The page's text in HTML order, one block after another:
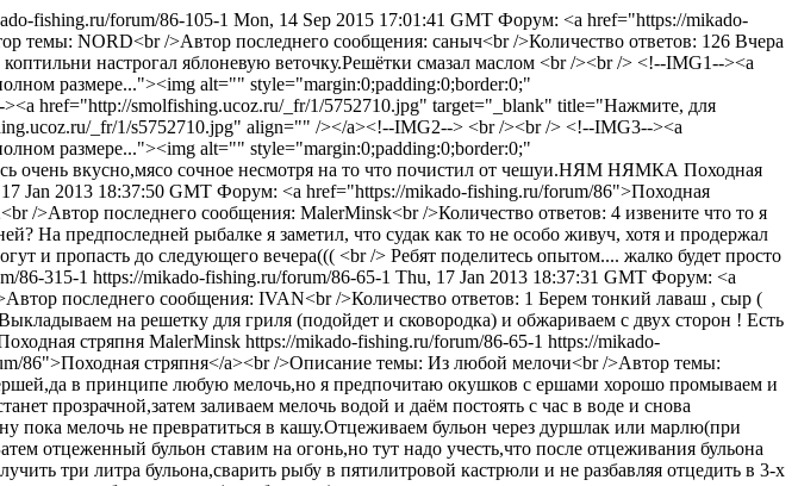
fishing.ru/forum/86-105-1 Mon, 14 Sep 2015 17:01:41 GMT Форум: <a href="https://mikado-
темы: NORD<br />Автор последнего сообщения: саныч<br />Количество ответов: 126 Вчера
настрогал яблоневую веточку.Решётки смазал маслом <br /><br /> <!--IMG1--><a
размере..."><img alt="" style="margin:0;padding:0;border:0;"
href="http://smolfishing.ucoz.ru/_fr/1/5752710.jpg" target="_blank" title="Нажмите, для
_fr/1/s5752710.jpg" align="" /></a><!--IMG2--> <br /><br /> <!--IMG3--><a
размере..."><img alt="" style="margin:0;padding:0;border:0;"
очень вкусно,мясо сочное несмотря на то что почистил от чешуи.НЯМ НЯМКА Походная
Jan 2013 18:37:50 GMT Форум: <a href="https://mikado-fishing.ru/forum/86">Походная
/>Автор последнего сообщения: MalerMinsk<br />Количество ответов: 4 извените что то я
На предпоследней рыбалке я заметил, что судак как то не особо живуч, хотя и продержал
и пропасть до следующего вечера((( <br /> Ребят поделитесь опытом.... жалко будет просто
86-315-1 https://mikado-fishing.ru/forum/86-65-1 Thu, 17 Jan 2013 18:37:31 GMT Форум: <a
последнего сообщения: IVAN<br />Количество ответов: 1 Берем тонкий лаваш , сыр (
на решетку для гриля (подойдет и сковородка) и обжариваем с двух сторон ! Есть
стряпня MalerMinsk https://mikado-fishing.ru/forum/86-65-1 https://mikado-
86">Походная стряпня</a><br />Описание темы: Из любой мелочи<br />Автор темы:
в принципе любую мелочь,но я предпочитаю окушков с ершами хорошо промываем и
прозрачной,затем заливаем мелочь водой и даём постоять с час в воде и снова
пока мелочь не превратиться в кашу.Отцеживаем бульон через дуршлак или марлю(при
отцеженный бульон ставим на огонь,но тут надо учесть,что после отцеживания бульона
три литра бульона,сварить рыбу в пятилитровой кастрюли и не разбавляя отцедить в 3-х